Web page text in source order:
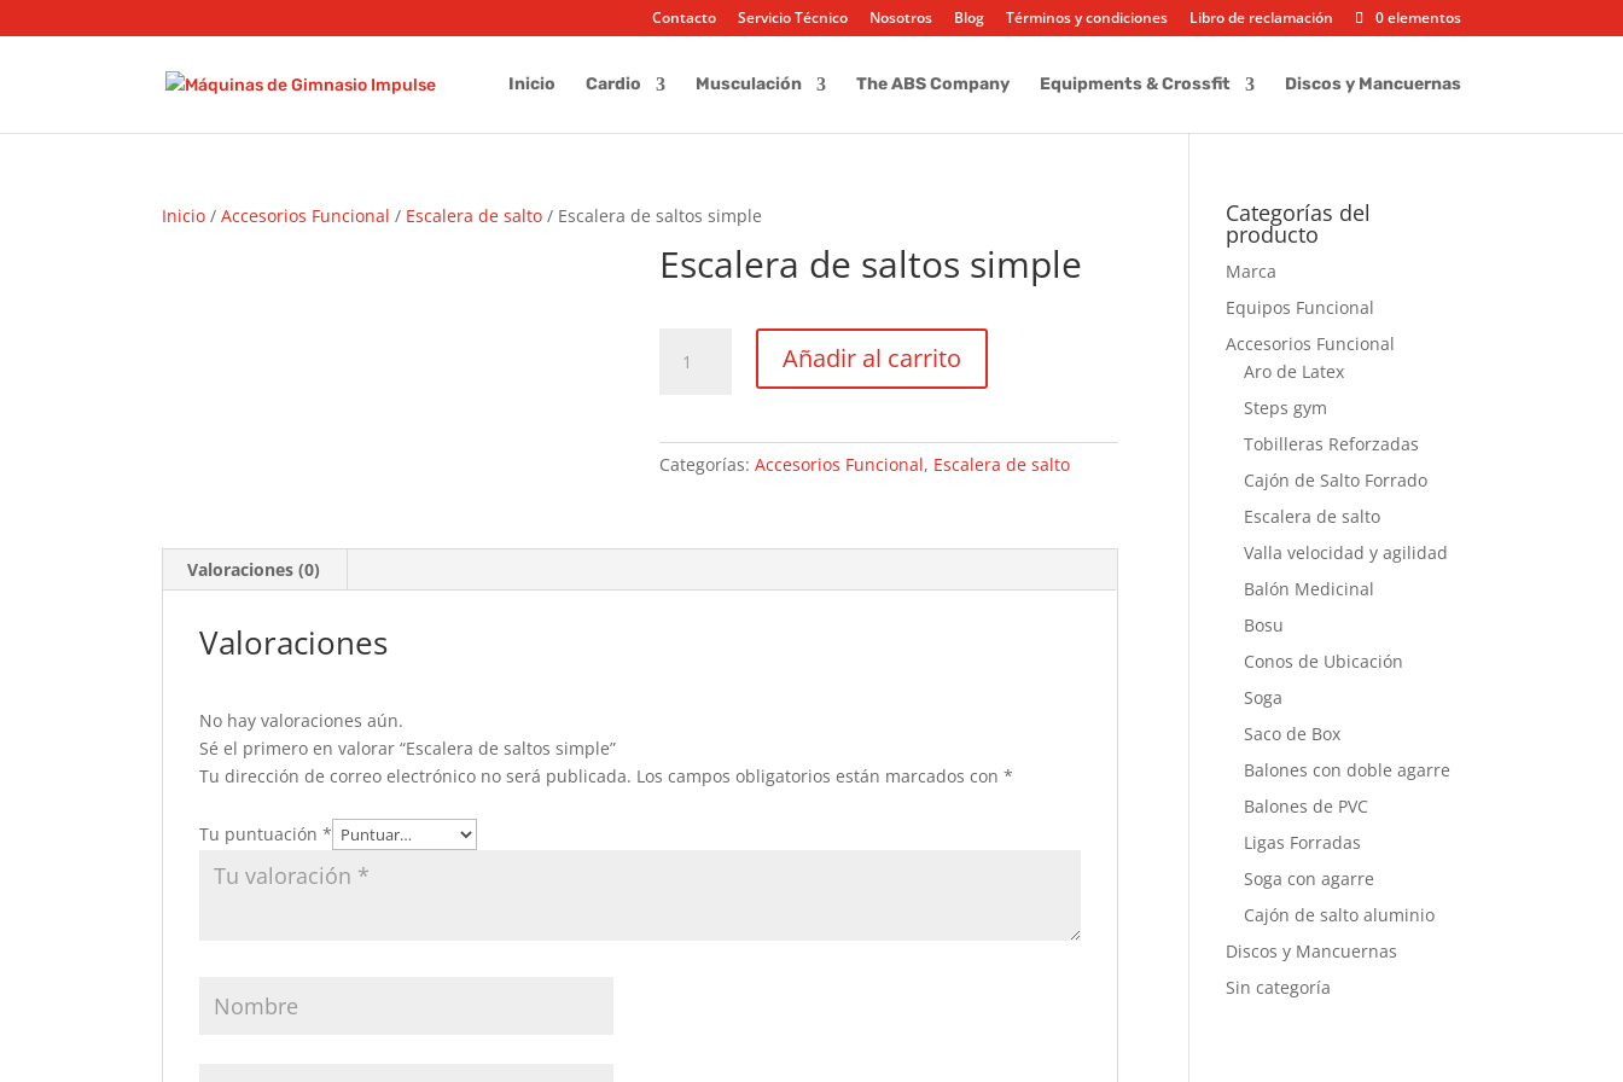
Contacto Servicio Técnico Nosotros Blog Términos y condiciones Libro de reclamación 0 elementos
Inicio Cardio Musculación The ABS Company Equipments & Crossfit Discos y Mancuernas
Inicio /Accesorios Funcional / Escalera de salto / Escalera de saltos simple
Escalera de saltos simple
cantidad
Añadir al carrito
Categorías:Accesorios Funcional, Escalera de salto
Valoraciones (0)
Valoraciones
No hay valoraciones aún.
Sé el primero en valorar “Escalera de saltos simple”
Tu dirección de correo electrónico no será publicada. Los campos obligatorios están marcados con*
Tu puntuación*
Categorías del
producto
Marca
Equipos Funcional
Accesorios Funcional
Aro de Latex
Steps gym
Tobilleras Reforzadas
Cajón de Salto Forrado
Escalera de salto
Valla velocidad y agilidad
Balón Medicinal
Bosu
Conos de Ubicación
Soga
Saco de Box
Balones con doble agarre
Balones de PVC
Ligas Forradas
Soga con agarre
Cajón de salto aluminio
Discos y Mancuernas
Sin categoría